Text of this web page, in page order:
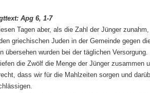
Apg 6, 1-7
Tagen aber, als die Zahl der Jünger
griechischen Juden in der Gemeinde gegen
übersehen wurden bei der täglichen Versorgung.
die Zwölf die Menge der Jünger zusammen
dass wir für die Mahlzeiten sorgen und